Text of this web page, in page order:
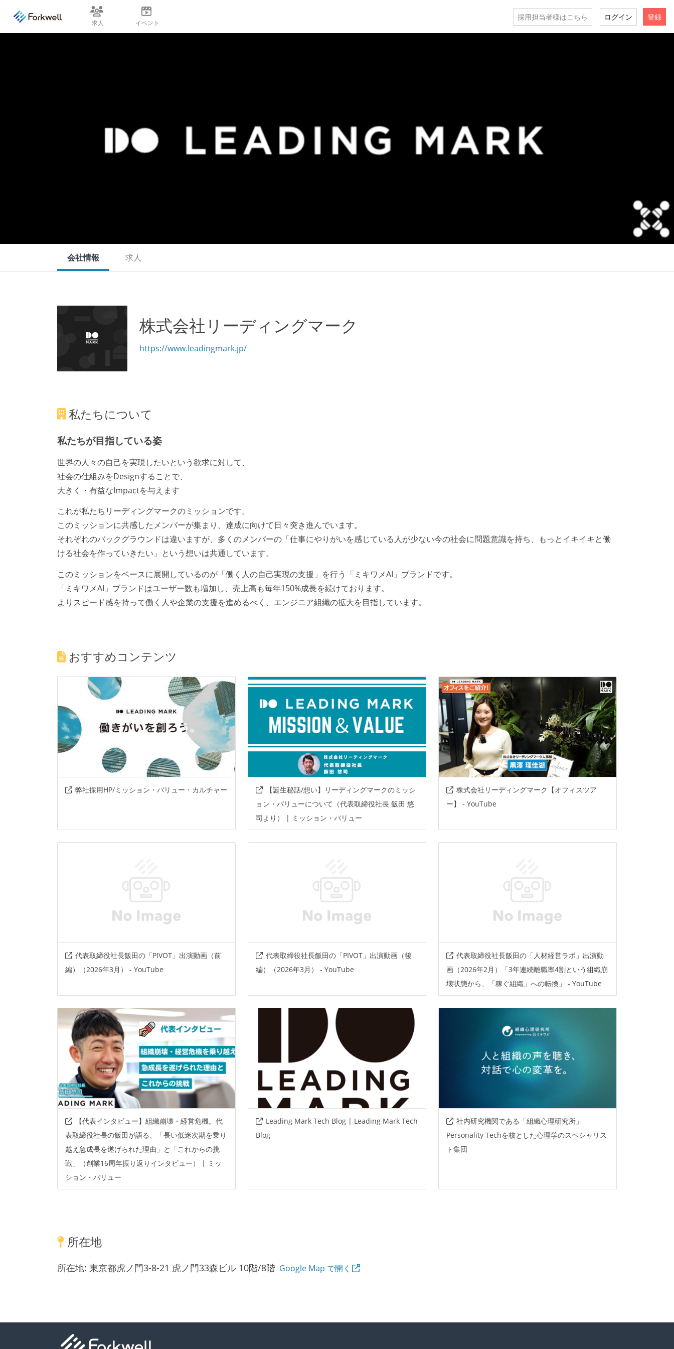
求人 イベント
採用担当者様はこちら ログイン 登録
会社情報 求人
株式会社リーディングマーク
https://www.leadingmark.jp/
私たちについて
私たちが目指している姿
世界の人々の自己を実現したいという欲求に対して、
社会の仕組みをDesignすることで、
大きく・有益なImpactを与えます
これが私たちリーディングマークのミッションです。
このミッションに共感したメンバーが集まり、達成に向けて日々突き進んでいます。
それぞれのバックグラウンドは違いますが、多くのメンバーの「仕事にやりがいを感じている人が少ない今の社会に問題意識を持ち、もっとイキイキと働
ける社会を作っていきたい」という想いは共通しています。
このミッションをベースに展開しているのが「働く人の自己実現の支援」を行う「ミキワメAI」ブランドです。
「ミキワメAI」ブランドはユーザー数も増加し、売上高も毎年150%成長を続けております。
よりスピード感を持って働く人や企業の支援を進めるべく、エンジニア組織の拡大を目指しています。
おすすめコンテンツ
弊社採用HP/ミッション・バリュー・カルチャー
【誕生秘話/想い】リーディングマークのミッシ
ョン・バリューについて（代表取締役社長 飯田 悠
司より） | ミッション・バリュー
株式会社リーディングマーク【オフィスツア
ー】 - YouTube
代表取締役社長飯田の「PIVOT」出演動画（前
編）（2026年3月） - YouTube
代表取締役社長飯田の「PIVOT」出演動画（後
編）（2026年3月） - YouTube
代表取締役社長飯田の「人材経営ラボ」出演動
画（2026年2月）「3年連続離職率4割という組織崩
壊状態から、「稼ぐ組織」への転換」 - YouTube
【代表インタビュー】組織崩壊・経営危機。代
表取締役社長の飯田が語る、「長い低迷次期を乗り
越え急成長を遂げられた理由」と「これからの挑
戦」（創業16周年振り返りインタビュー） | ミッ
ション・バリュー
Leading Mark Tech Blog | Leading Mark Tech
Blog
社内研究機関である「組織心理研究所」
Personality Techを核とした心理学のスペシャリス
ト集団
所在地
所在地: 東京都虎ノ門3-8-21 虎ノ門33森ビル 10階/8階 Google Map で開く